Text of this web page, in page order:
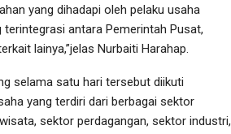
yang dihadapi oleh pelaku usaha
antara Pemerintah Pusat,
lainya,”jelas Nurbaiti Harahap.
selama satu hari tersebut diikuti
yang terdiri dari berbagai sektor
sektor perdagangan, sektor industri,